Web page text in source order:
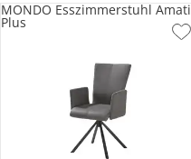
MONDO Esszimmerstuhl Amati
Plus